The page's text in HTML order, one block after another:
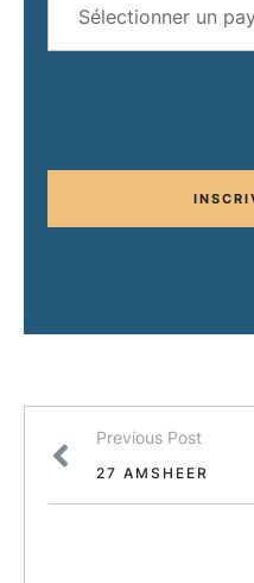
Sélectionner un
Previous Post
27 AMSHEER